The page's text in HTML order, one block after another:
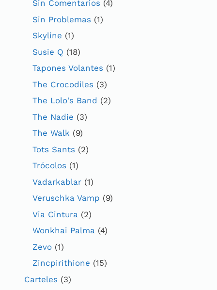
Sin Comentarios (4)
Sin Problemas (1)
Skyline (1)
Susie Q (18)
Tapones Volantes (1)
The Crocodiles (3)
The Lolo's Band (2)
The Nadie (3)
The Walk (9)
Tots Sants (2)
Trócolos (1)
Vadarkablar (1)
Veruschka Vamp (9)
Via Cintura (2)
Wonkhai Palma (4)
Zevo (1)
Zincpirithione (15)
Carteles (3)